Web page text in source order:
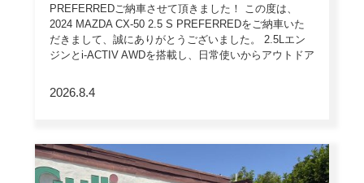
PREFERREDご納車させて頂きました！ この度は、
2024 MAZDA CX-50 2.5 S PREFERREDをご納車いた
だきまして、誠にありがとうございました。 2.5Lエン
ジンとi-ACTIV AWDを搭載し、日常使いからアウトドア
ヒーターなど快適装備も充実し、高い安全性とデ […]
2026.8.4